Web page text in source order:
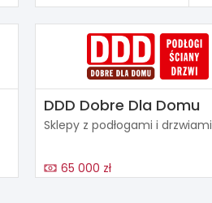
DDD Dobre Dla Domu
Sklepy z podłogami i drzwiami
65 000 zł